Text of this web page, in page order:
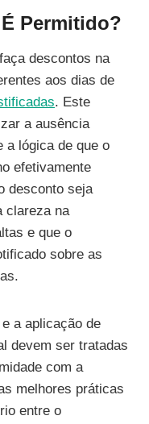
Permitido?
descontos na
aos dias de
. Este
a ausência
a lógica de que o
efetivamente
desconto seja
clareza na
e que o
sobre as
a aplicação de
devem ser tratadas
com a
melhores práticas
entre o